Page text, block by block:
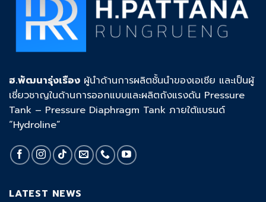
ฮ.พัฒนารุ่งเรือง ผู้นำด้านการผลิตชั้นนำของเอเชีย และเป็นผู้
เชี่ยวชาญในด้านการออกแบบและผลิตถังแรงดัน Pressure
Tank – Pressure Diaphragm Tank ภายใต้แบรนด์
“Hydroline”
LATEST NEWS